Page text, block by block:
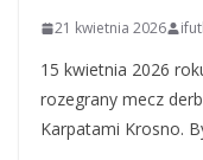
21 kwietnia 2026
15 kwietnia 2026
rozegrany mecz
Karpatami Krosno.